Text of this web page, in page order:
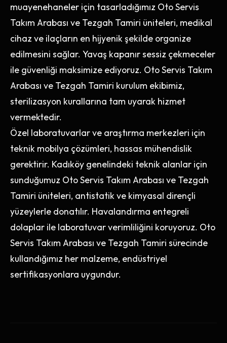
muayenehaneler için tasarladığımız Oto Servis
Takım Arabası ve Tezgah Tamiri üniteleri, medikal
cihaz ve ilaçların en hijyenik şekilde organize
edilmesini sağlar. Yavaş kapanır sessiz çekmeceler
ile güvenliği maksimize ediyoruz. Oto Servis Takım
Arabası ve Tezgah Tamiri kurulum ekibimiz,
sterilizasyon kurallarına tam uyarak hizmet
vermektedir.
Özel laboratuvarlar ve araştırma merkezleri için
teknik mobilya çözümleri, hassas mühendislik
gerektirir. Kadıköy genelindeki teknik alanlar için
sunduğumuz Oto Servis Takım Arabası ve Tezgah
Tamiri üniteleri, antistatik ve kimyasal dirençli
yüzeylerle donatılır. Havalandırma entegreli
dolaplar ile laboratuvar verimliliğini koruyoruz. Oto
Servis Takım Arabası ve Tezgah Tamiri sürecinde
kullandığımız her malzeme, endüstriyel
sertifikasyonlara uygundur.